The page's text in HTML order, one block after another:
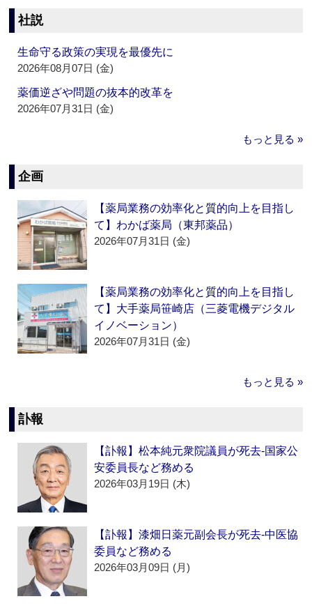
社説
生命守る政策の実現を最優先に
2026年08月07日 (金)
薬価逆ざや問題の抜本的改革を
2026年07月31日 (金)
もっと見る »
企画
【薬局業務の効率化と質的向上を目指し
て】わかば薬局（東邦薬品）
2026年07月31日 (金)
【薬局業務の効率化と質的向上を目指し
て】大手薬局笹崎店（三菱電機デジタル
イノベーション）
2026年07月31日 (金)
もっと見る »
訃報
【訃報】松本純元衆院議員が死去‐国家公
安委員長など務める
2026年03月19日 (木)
【訃報】漆畑日薬元副会長が死去‐中医協
委員など務める
2026年03月09日 (月)